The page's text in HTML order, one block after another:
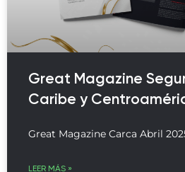
Great Magazine
Caribe y
Great Magazine Carca Abril
LEER MÁS »